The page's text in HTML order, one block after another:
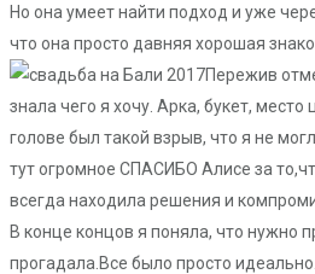
Но она умеет найти подход и уже
что она просто давняя хорошая
Пережив
знала чего я хочу. Арка, букет,
голове был такой взрыв, что я не
тут огромное СПАСИБО Алисе за
всегда находила решения и
В конце концов я поняла, что нужно
прогадала.Все было просто